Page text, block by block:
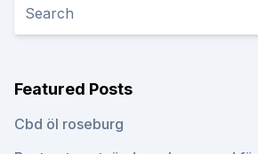
Featured Posts
Cbd öl roseburg